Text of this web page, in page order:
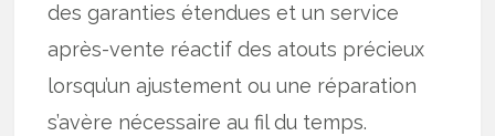
des garanties étendues et un service
après-vente réactif des atouts précieux
lorsqu’un ajustement ou une réparation
s’avère nécessaire au fil du temps.